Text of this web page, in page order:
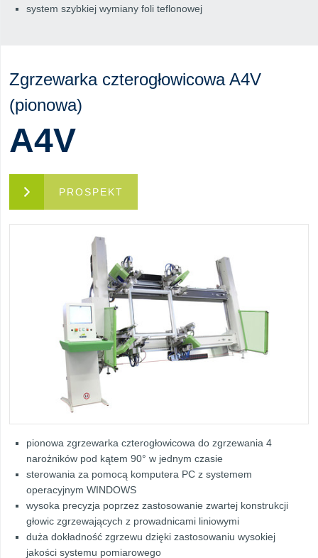
system szybkiej wymiany foli teflonowej
Zgrzewarka czterogłowicowa A4V
(pionowa)
A4V
PROSPEKT
pionowa zgrzewarka czterogłowicowa do zgrzewania 4
narożników pod kątem 90° w jednym czasie
sterowania za pomocą komputera PC z systemem
operacyjnym WINDOWS
wysoka precyzja poprzez zastosowanie zwartej konstrukcji
głowic zgrzewających z prowadnicami liniowymi
duża dokładność zgrzewu dzięki zastosowaniu wysokiej
jakości systemu pomiarowego